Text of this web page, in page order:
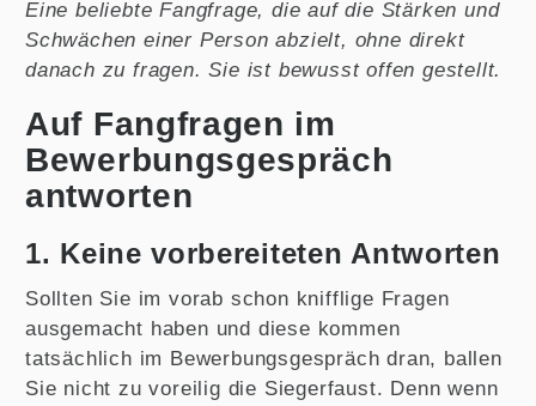
Eine beliebte Fangfrage, die auf die Stärken und
Schwächen einer Person abzielt, ohne direkt
danach zu fragen. Sie ist bewusst offen gestellt.
Auf Fangfragen im
Bewerbungsgespräch
antworten
1. Keine vorbereiteten Antworten
Sollten Sie im vorab schon knifflige Fragen
ausgemacht haben und diese kommen
tatsächlich im Bewerbungsgespräch dran, ballen
Sie nicht zu voreilig die Siegerfaust. Denn wenn